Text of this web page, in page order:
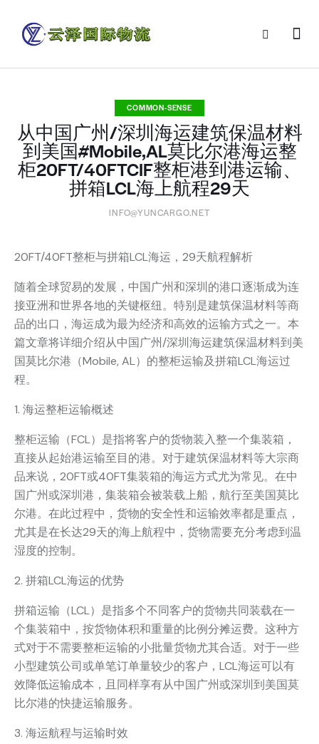
COMMON-SENSE
从中国广州/深圳海运建筑保温材料
到美国#Mobile,AL莫比尔港海运整
柜20FT/40FTCIF整柜港到港运输、
拼箱LCL海上航程29天
INFO@YUNCARGO.NET
20FT/40FT整柜与拼箱LCL海运，29天航程解析
随着全球贸易的发展，中国广州和深圳的港口逐渐成为连
接亚洲和世界各地的关键枢纽。特别是建筑保温材料等商
品的出口，海运成为最为经济和高效的运输方式之一。本
篇文章将详细介绍从中国广州/深圳海运建筑保温材料到美
国莫比尔港（Mobile, AL）的整柜运输及拼箱LCL海运过
程。
1. 海运整柜运输概述
整柜运输（FCL）是指将客户的货物装入整一个集装箱，
直接从起始港运输至目的港。对于建筑保温材料等大宗商
品来说，20FT或40FT集装箱的海运方式尤为常见。在中
国广州或深圳港，集装箱会被装载上船，航行至美国莫比
尔港。在此过程中，货物的安全性和运输效率都是重点，
尤其是在长达29天的海上航程中，货物需要充分考虑到温
湿度的控制。
2. 拼箱LCL海运的优势
拼箱运输（LCL）是指多个不同客户的货物共同装载在一
个集装箱中，按货物体积和重量的比例分摊运费。这种方
式对于不需要整柜运输的小批量货物尤其合适。对于一些
小型建筑公司或单笔订单量较少的客户，LCL海运可以有
效降低运输成本，且同样享有从中国广州或深圳到美国莫
比尔港的快捷运输服务。
3. 海运航程与运输时效